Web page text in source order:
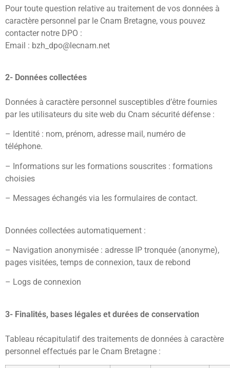
Pour toute question relative au traitement de vos données à
caractère personnel par le Cnam Bretagne, vous pouvez
contacter notre DPO :
Email : bzh_dpo@lecnam.net
2- Données collectées
Données à caractère personnel susceptibles d’être fournies
par les utilisateurs du site web du Cnam sécurité défense :
– Identité : nom, prénom, adresse mail, numéro de
téléphone.
– Informations sur les formations souscrites : formations
choisies
– Messages échangés via les formulaires de contact.
Données collectées automatiquement :
– Navigation anonymisée : adresse IP tronquée (anonyme),
pages visitées, temps de connexion, taux de rebond
– Logs de connexion
3- Finalités, bases légales et durées de conservation
Tableau récapitulatif des traitements de données à caractère
personnel effectués par le Cnam Bretagne :